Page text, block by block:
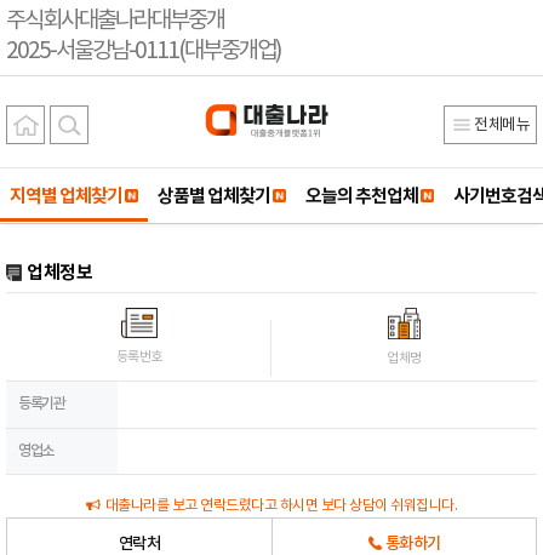
주식회사대출나라대부중개
2025-서울강남-0111(대부중개업)
전체메뉴
지역별 업체찾기 상품별 업체찾기 오늘의 추천업체 사기번호검
업체정보
등록번호 업체명
등록기관
영업소
대출나라를 보고 연락드렸다고 하시면 보다 상담이 쉬워집니다.
연락처 통화하기